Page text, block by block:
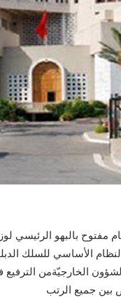
مفتوح بالبهو الرئيسي
الأساسي للسلك
الخارجيّةمن الترفيع